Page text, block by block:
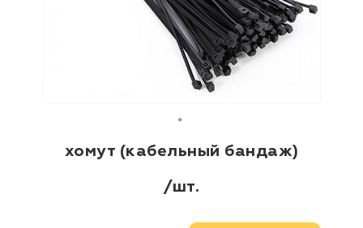
хомут (кабельный бандаж)
/шт.